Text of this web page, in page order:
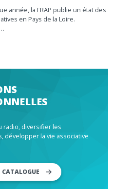
année, la FRAP publie un état des
en Pays de la Loire.
radio, diversifier les
développer la vie associative
CATALOGUE